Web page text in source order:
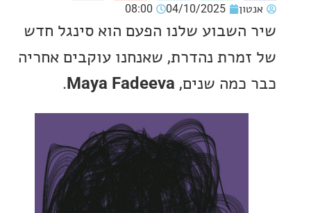
04/10/2025
08:00
שלנו הפעם הוא סינגל חדש
נהדרת, שאנחנו עוקבים אחריה
שנים,Maya Fadeeva
.